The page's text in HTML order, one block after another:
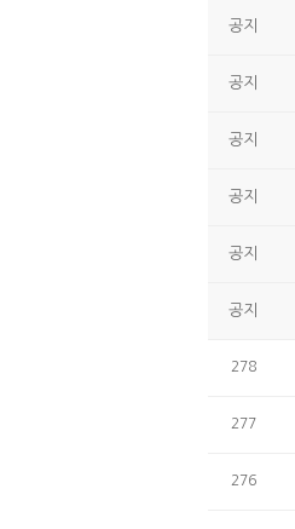
공지
공지
공지
공지
공지
공지
278
277
276